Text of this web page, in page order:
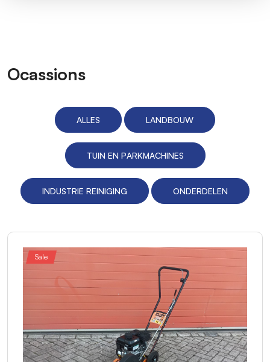
Ocassions
ALLES LANDBOUW
TUIN EN PARKMACHINES
INDUSTRIE REINIGING ONDERDELEN
Sale